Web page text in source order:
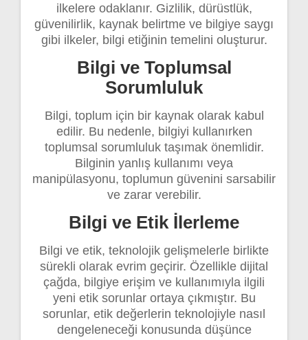
ilkelere odaklanır. Gizlilik, dürüstlük,
güvenilirlik, kaynak belirtme ve bilgiye saygı
gibi ilkeler, bilgi etiğinin temelini oluşturur.
Bilgi ve Toplumsal
Sorumluluk
Bilgi, toplum için bir kaynak olarak kabul
edilir. Bu nedenle, bilgiyi kullanırken
toplumsal sorumluluk taşımak önemlidir.
Bilginin yanlış kullanımı veya
manipülasyonu, toplumun güvenini sarsabilir
ve zarar verebilir.
Bilgi ve Etik İlerleme
Bilgi ve etik, teknolojik gelişmelerle birlikte
sürekli olarak evrim geçirir. Özellikle dijital
çağda, bilgiye erişim ve kullanımıyla ilgili
yeni etik sorunlar ortaya çıkmıştır. Bu
sorunlar, etik değerlerin teknolojiyle nasıl
dengeleneceği konusunda düşünce